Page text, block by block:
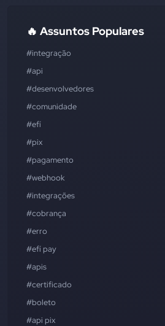
🔥 Assuntos Populares
#integração
#api
#desenvolvedores
#comunidade
#efí
#pix
#pagamento
#webhook
#integrações
#cobrança
#erro
#efí pay
#apis
#certificado
#boleto
#api pix